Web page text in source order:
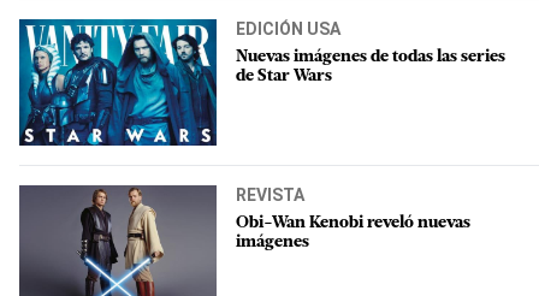
EDICIÓN USA
Nuevas imágenes de todas las series
de Star Wars
REVISTA
Obi-Wan Kenobi reveló nuevas
imágenes